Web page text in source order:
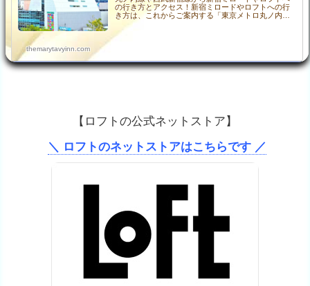
の行き方とアクセス！新宿ミロードやロフトへの行
き方は、これからご案内する「東京メトロ丸ノ内
線」「西武新宿線」の他に、「JR」「京王線」「都
営地下鉄 新宿線…
themarytavyinn.com
【ロフトの公式ネットストア】
＼ ロフトのネットストアはこちらです ／